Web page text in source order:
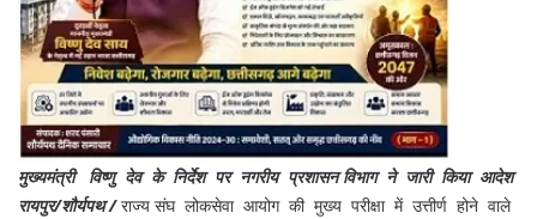
मुख्यमंत्री विष्णु देव के निर्देश पर नगरीय प्रशासन विभाग ने जारी किया आदेश
रायपुर/शौर्यपथ / राज्य संघ लोकसेवा आयोग की मुख्य परीक्षा में उत्तीर्ण होने वाले